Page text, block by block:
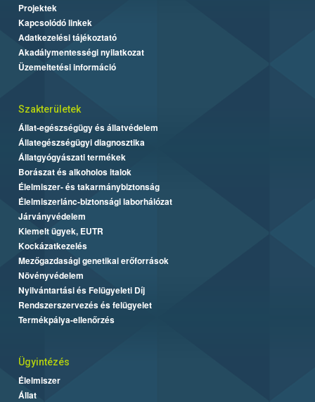
Projektek
Kapcsolódó linkek
Adatkezelési tájékoztató
Akadálymentességi nyilatkozat
Üzemeltetési információ
Szakterületek
Állat-egészségügy és állatvédelem
Állategészségügyi diagnosztika
Állatgyógyászati termékek
Borászat és alkoholos italok
Élelmiszer- és takarmánybiztonság
Élelmiszerlánc-biztonsági laborhálózat
Járványvédelem
Kiemelt ügyek, EUTR
Kockázatkezelés
Mezőgazdasági genetikai erőforrások
Növényvédelem
Nyilvántartási és Felügyeleti Díj
Rendszerszervezés és felügyelet
Termékpálya-ellenőrzés
Ügyintézés
Élelmiszer
Állat